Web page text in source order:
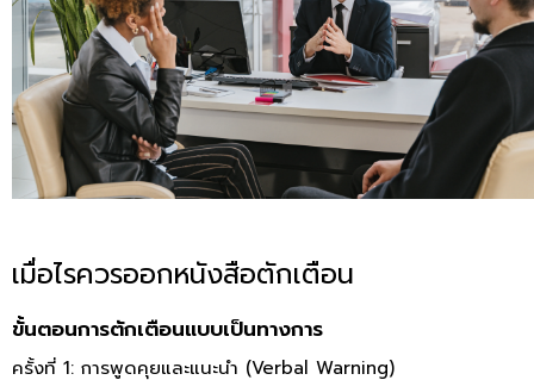
เมื่อไรควรออกหนังสือตักเตือน
ขั้นตอนการตักเตือนแบบเป็นทางการ
ครั้งที่ 1: การพูดคุยและแนะนำ (Verbal Warning)